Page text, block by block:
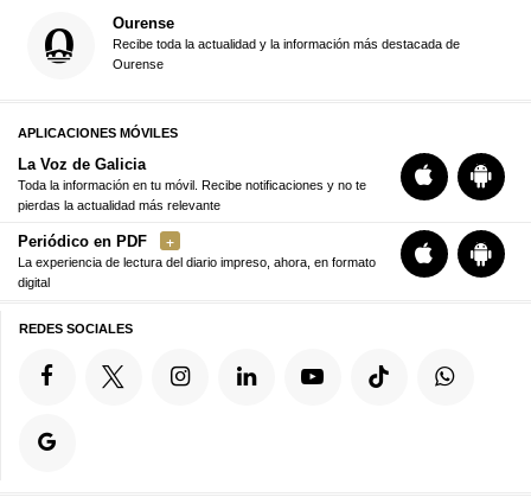
Ourense
Recibe toda la actualidad y la información más destacada de
Ourense
APLICACIONES MÓVILES
La Voz de Galicia
Toda la información en tu móvil. Recibe notificaciones y no te
pierdas la actualidad más relevante
Periódico en PDF
La experiencia de lectura del diario impreso, ahora, en formato
digital
REDES SOCIALES